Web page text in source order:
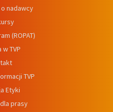
nadawcy
(ROPAT)
TVP
TVP
Etyki
prasy